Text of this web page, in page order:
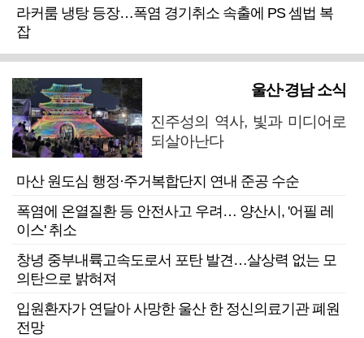
라커룸 냉탕 등장…폭염 경기취소 속출에 PS 셈법 복
잡
울산·경남 소식
진주성의 역사, 빛과 미디어로
되살아난다
마산 원도심 행정·주거복합단지 연내 준공 수순
폭염에 온열질환 등 안전사고 우려… 양산시, '어필 레
이스' 취소
창녕 중부내륙고속도로서 포탄 발견…살상력 없는 모
의탄으로 밝혀져
입원환자가 연달아 사망한 울산 한 정신의료기관 폐원
전망